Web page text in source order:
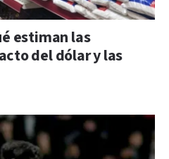
estiman las
del dólar y las